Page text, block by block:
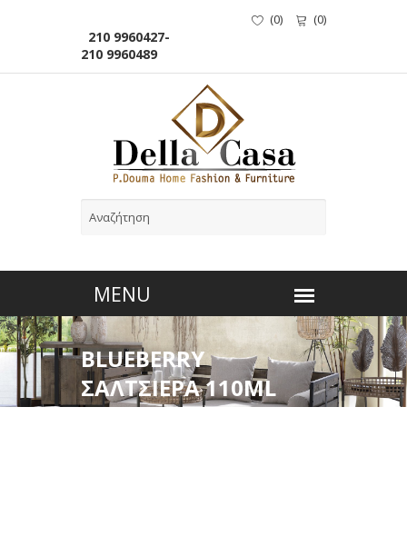
210 9960427-
210 9960489
(0) (0)
BLUEBERRY
ΣΑΛΤΣΙΕΡΑ 110ML
7,5X5,5X8ΕΚ